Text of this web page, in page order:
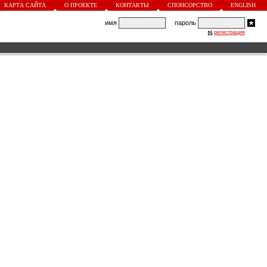
КАРТА САЙТА О ПРОЕКТЕ КОНТАКТЫ СПОНСОРСТВО ENGLISH
имя пароль
регистрация